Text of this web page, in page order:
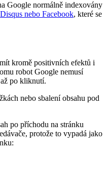
Google normálně indexovány
Disqus nebo Facebook, které se
kromě positivních efektů i
robot Google nemusí
po kliknutí.
nebo sbalení obsahu pod
po příchodu na stránku
protože to vypadá jako